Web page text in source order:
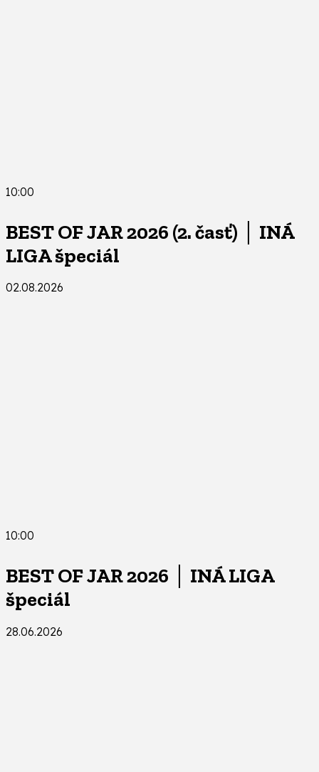
10:00
BEST OF JAR 2026 (2. časť) │ INÁ
LIGA špeciál
02.08.2026
10:00
BEST OF JAR 2026 │ INÁ LIGA
špeciál
28.06.2026